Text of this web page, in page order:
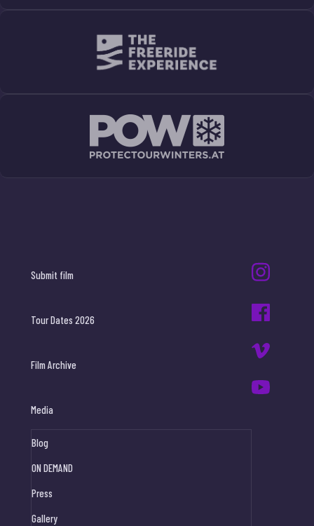
Submit film
Tour Dates 2026
Film Archive
Media
Blog
ON DEMAND
Press
Gallery